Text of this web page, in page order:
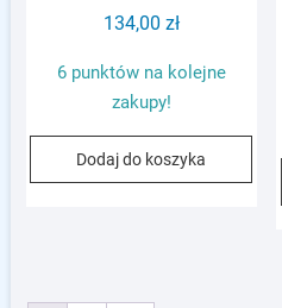
134,00 zł
6 punktów na kolejne
zakupy!
Dodaj do koszyka